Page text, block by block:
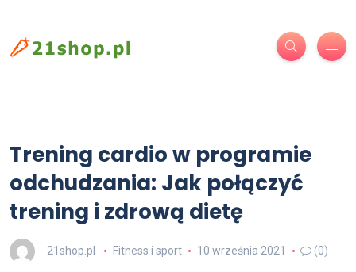
Trening cardio w programie
odchudzania: Jak połączyć
trening i zdrową dietę
21shop.pl Fitness i sport 10 września 2021 (0)